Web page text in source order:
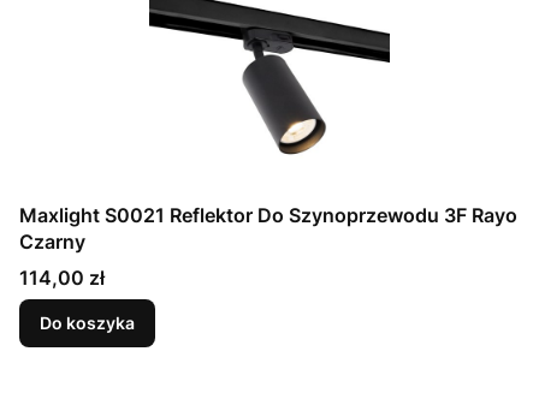
Maxlight S0021 Reflektor Do Szynoprzewodu 3F Rayo
Czarny
Cena
114,00 zł
Do koszyka